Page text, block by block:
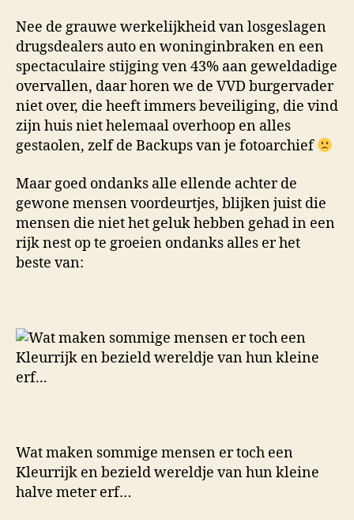
Nee de grauwe werkelijkheid van losgeslagen
drugsdealers auto en woninginbraken en een
spectaculaire stijging ven 43% aan geweldadige
overvallen, daar horen we de VVD burgervader
niet over, die heeft immers beveiliging, die vind
zijn huis niet helemaal overhoop en alles
gestaolen, zelf de Backups van je fotoarchief
Maar goed ondanks alle ellende achter de
gewone mensen voordeurtjes, blijken juist die
mensen die niet het geluk hebben gehad in een
rijk nest op te groeien ondanks alles er het
beste van:
Wat maken sommige mensen er toch een
Kleurrijk en bezield wereldje van hun kleine
halve meter erf…